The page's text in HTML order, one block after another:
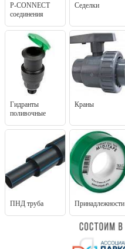
P-CONNECT
соединения
Седелки
Гидранты
поливочные
Краны
ПНД труба Принадлежности